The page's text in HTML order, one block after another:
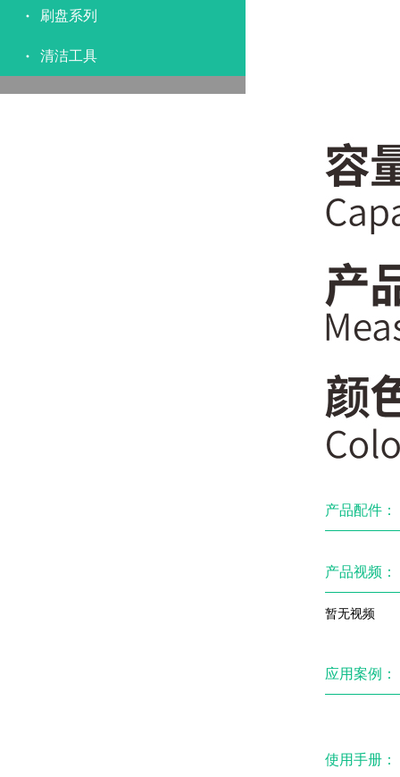
刷盘系列
清洁工具
产品配件：
产品视频：
暂无视频
应用案例：
使用手册：